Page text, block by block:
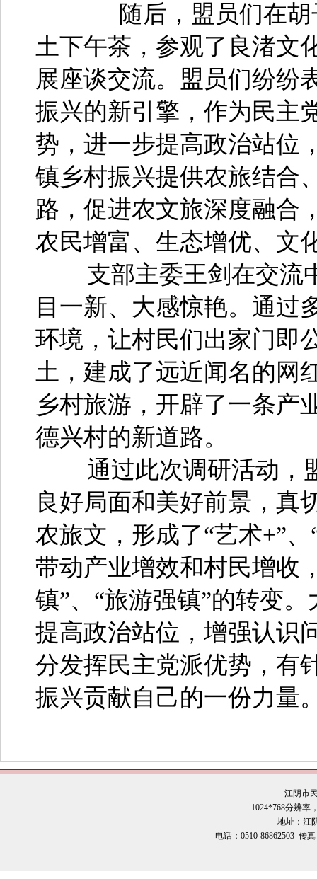
随后，盟员们在胡子
土下午茶，参观了良渚文
展座谈交流。盟员们纷纷
振兴的新引擎，作为民主
势，进一步提高政治站位
镇乡村振兴提供农旅结合
路，促进农文旅深度融合
农民增富、生态增优、文
支部主委王剑在交流
目一新、大感惊艳。通过
环境，让村民们出家门即
土，建成了远近闻名的
乡村旅游，开辟了一条产
德兴村的新道路。
通过此次调研活动，
良好局面和美好前景，真
农旅文，形成了“艺术+”
带动产业增效和村民增收
镇”、“旅游强镇”的转变
提高政治站位，增强认识
分发挥民主党派优势，有
振兴贡献自己的一份力量
江阴市
1024*768分辨率
地址：江
电话：0510-86862503 传